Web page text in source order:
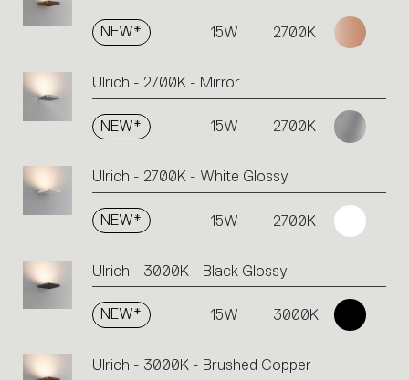
icons
to
action.
NEW* 15W 2700K
Ulrich - 2700K - Mirror
NEW* 15W 2700K
Ulrich - 2700K - White Glossy
NEW* 15W 2700K
Ulrich - 3000K - Black Glossy
NEW* 15W 3000K
Ulrich - 3000K - Brushed Copper